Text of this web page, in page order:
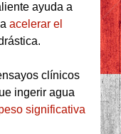
ayuda a
acelerar el
clínicos
ingerir agua
significativa